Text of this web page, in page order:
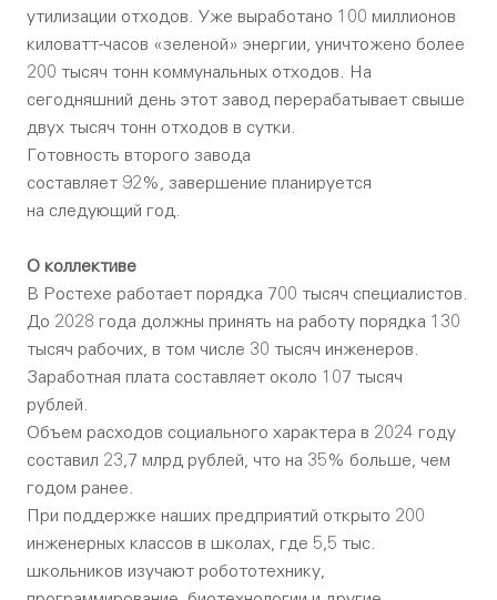
утилизации отходов. Уже выработано 100 миллионов
киловатт-часов «зеленой» энергии, уничтожено более
200 тысяч тонн коммунальных отходов. На
сегодняшний день этот завод перерабатывает свыше
двух тысяч тонн отходов в сутки.
Готовность второго завода
составляет 92%, завершение планируется
на следующий год.
О коллективе
В Ростехе работает порядка 700 тысяч специалистов.
До 2028 года должны принять на работу порядка 130
тысяч рабочих, в том числе 30 тысяч инженеров.
Заработная плата составляет около 107 тысяч
рублей.
Объем расходов социального характера в 2024 году
составил 23,7 млрд рублей, что на 35% больше, чем
годом ранее.
При поддержке наших предприятий открыто 200
инженерных классов в школах, где 5,5 тыс.
школьников изучают робототехнику,